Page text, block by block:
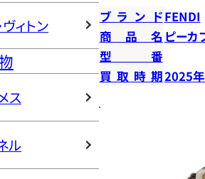
ヴィトン
ス
ル
ブランドFENDI
商品名 ピーカ
型番
買取時期2025